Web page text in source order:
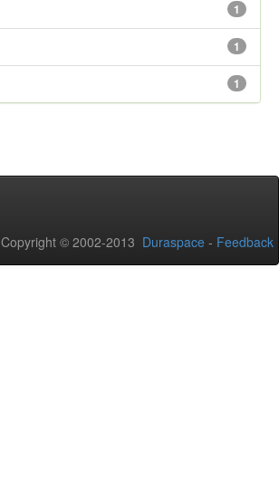
1
1
1
Copyright © 2002-2013 Duraspace - Feedback